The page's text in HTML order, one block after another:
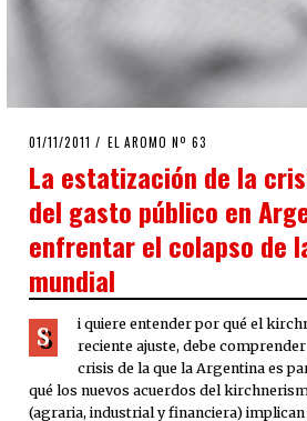
POSTED
01/11/2011 24/09/2020
EL AROMO Nº 63
La estatización de la
del gasto público en
enfrentar el colapso de
mundial
S
i quiere entender por qué el
reciente ajuste, debe
crisis de la que la Argentina es
qué los nuevos acuerdos del
(agraria, industrial y financiera)